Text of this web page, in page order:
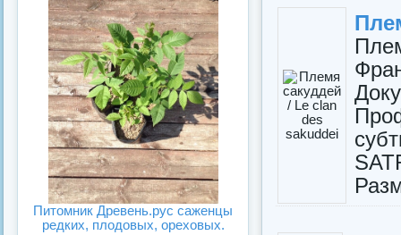
Питомник Древень.рус саженцы
редких, плодовых, ореховых.